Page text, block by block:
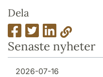
Dela
Senaste nyheter
2026-07-16